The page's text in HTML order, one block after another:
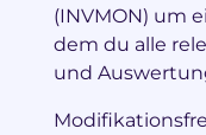
(INVMON) um
dem du alle
und